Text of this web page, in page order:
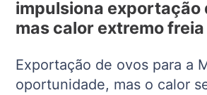
impulsiona exportação
mas calor extremo
Exportação de ovos para a
oportunidade, mas o calor